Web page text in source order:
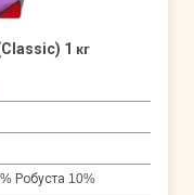
1 кг
Робуста 10%